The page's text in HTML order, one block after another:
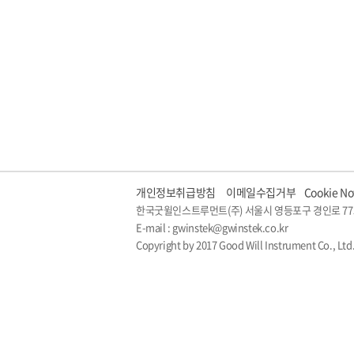
개인정보취급방침 이메일수집거부 Cookie
한국굿윌인스트루먼트(주) 서울시 영등포구 경인로
E-mail : gwinstek@gwinstek.co.kr
Copyright by 2017 Good Will Instrument Co.,